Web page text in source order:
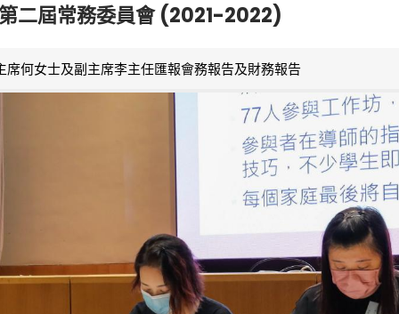
二屆常務委員會 (2021-2022)
席何女士及副主席李主任匯報會務報告及財務報告